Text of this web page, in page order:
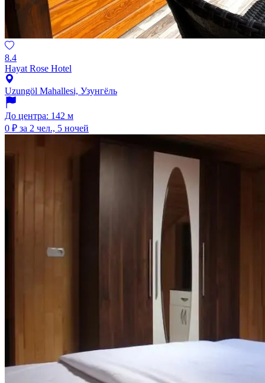
8.4
Hayat Rose Hotel
Uzungöl Mahallesi, Узунгёль
До центра: 142 м
0 ₽ за 2 чел., 5 ночей